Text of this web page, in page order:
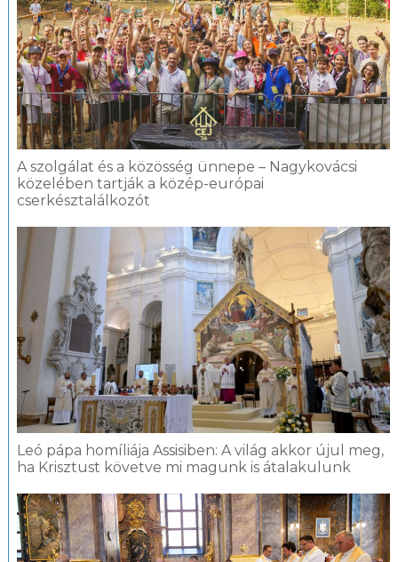
A szolgálat és a közösség ünnepe – Nagykovácsi
közelében tartják a közép-európai
cserkésztalálkozót
Leó pápa homíliája Assisiben: A világ akkor újul meg,
ha Krisztust követve mi magunk is átalakulunk